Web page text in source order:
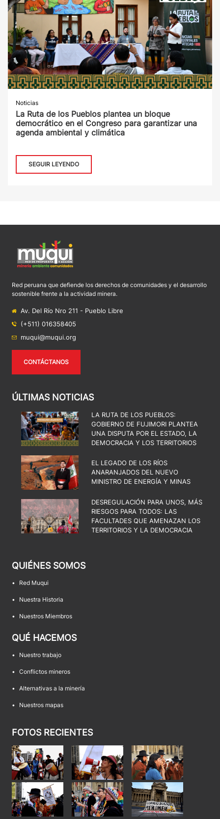
Noticias
La Ruta de los Pueblos plantea un bloque
democrático en el Congreso para garantizar una
agenda ambiental y climática
SEGUIR LEYENDO
Red peruana que defiende los derechos de comunidades y el desarrollo
sostenible frente a la actividad minera.
Av. Del Río Nro 211 - Pueblo Libre
(+511) 016358405
muqui@muqui.org
CONTÁCTANOS
ÚLTIMAS NOTICIAS
LA RUTA DE LOS PUEBLOS:
GOBIERNO DE FUJIMORI PLANTEA
UNA DISPUTA POR EL ESTADO, LA
DEMOCRACIA Y LOS TERRITORIOS
EL LEGADO DE LOS RÍOS
ANARANJADOS DEL NUEVO
MINISTRO DE ENERGÍA Y MINAS
DESREGULACIÓN PARA UNOS, MÁS
RIESGOS PARA TODOS: LAS
FACULTADES QUE AMENAZAN LOS
TERRITORIOS Y LA DEMOCRACIA
QUIÉNES SOMOS
• Red Muqui
• Nuestra Historia
• Nuestros Miembros
QUÉ HACEMOS
• Nuestro trabajo
• Conflictos mineros
• Alternativas a la minería
• Nuestros mapas
FOTOS RECIENTES